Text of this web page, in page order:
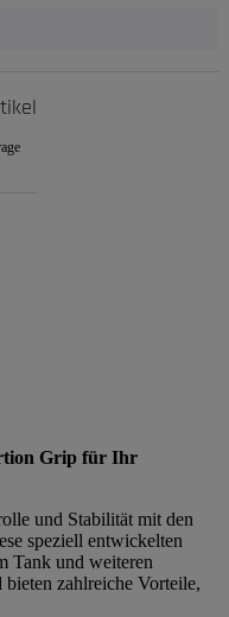
Grip für Ihr
und Stabilität mit den
speziell entwickelten
Tank und weiteren
zahlreiche Vorteile,